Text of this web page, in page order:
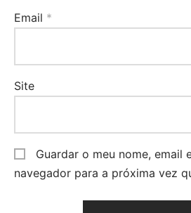
Email *
Site
Guardar o meu nome, email
navegador para a próxima vez